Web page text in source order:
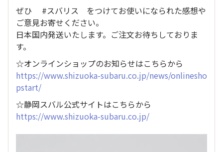
ぜひ #スバリス をつけてお使いになられた感想や
ご意見お寄せください。
日本国内発送いたします。ご注文お待ちしておりま
す。
☆オンラインショップのお知らせはこちらから
https://www.shizuoka-subaru.co.jp/news/onlinesho
pstart/
☆静岡スバル公式サイトはこちらから
https://www.shizuoka-subaru.co.jp/